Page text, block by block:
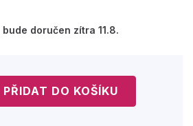
doručen zítra 11.8.